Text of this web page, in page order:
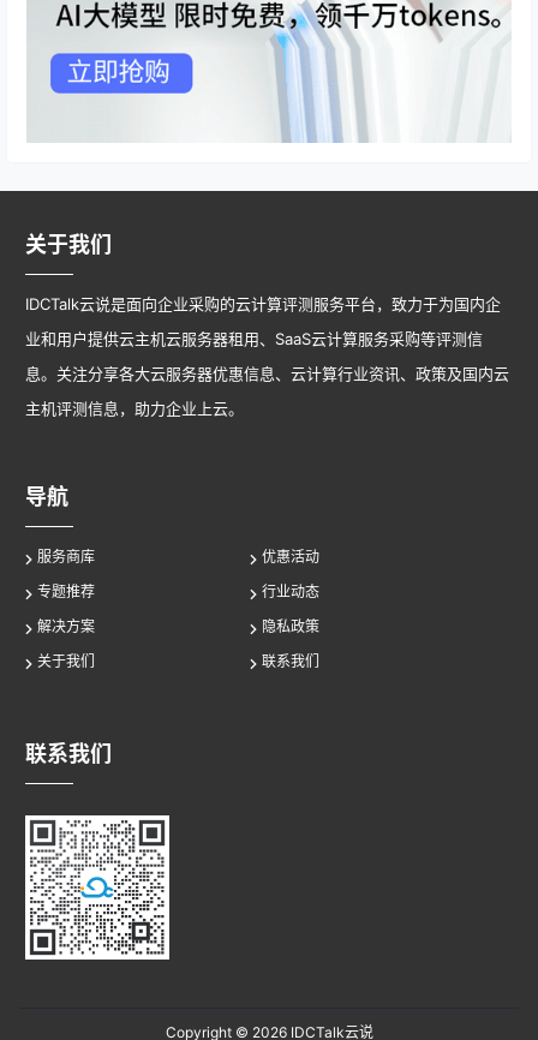
关于我们
IDCTalk云说是面向企业采购的云计算评测服务平台，致力于为国内企
业和用户提供云主机云服务器租用、SaaS云计算服务采购等评测信
息。关注分享各大云服务器优惠信息、云计算行业资讯、政策及国内云
主机评测信息，助力企业上云。
导航
服务商库
优惠活动
专题推荐
行业动态
解决方案
隐私政策
关于我们
联系我们
联系我们
Copyright © 2026IDCTalk云说